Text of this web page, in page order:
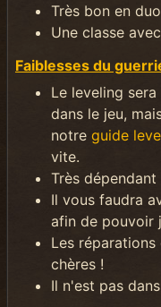
Très bon en
Une classe
Faiblesses du
Le leveling
dans le jeu,
notre guide
vite.
Très
Il vous faudra
afin de pouvoir
Les réparations
chères !
Il n'est pas